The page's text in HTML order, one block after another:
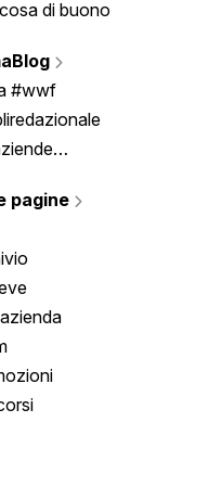
di buono
#wwf
pagine